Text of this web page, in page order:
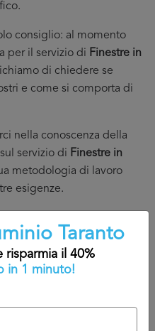
consiglio: al momento
per il servizio di Finestre in
di chiedere se
e come si comporta di
nella conoscenza della
servizio di Finestre in
metodologia di lavoro
esigenze.
prezzi
Taranto
risparmia il 40%
in 1 minuto!